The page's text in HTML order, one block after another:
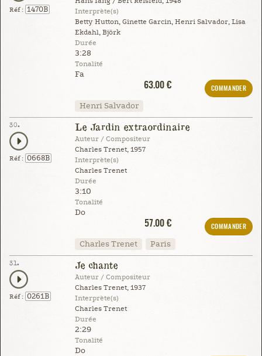
Réf : 1470B
Interprète(s)
Betty Hutton, Ginette Garcin, Henri Salvador, Lisa
Ekdahl, Björk
Durée
3:28
Tonalité
Fa
63.00 €
COMMANDER
Henri Salvador
30.
Réf : 0668B
Le Jardin extraordinaire
Auteur / Compositeur
Charles Trenet, 1957
Interprète(s)
Charles Trenet
Durée
3:10
Tonalité
Do
57.00 €
COMMANDER
Charles Trenet Paris
31.
Réf : 0261B
Je chante
Auteur / Compositeur
Charles Trenet, 1937
Interprète(s)
Charles Trenet
Durée
2:29
Tonalité
Do